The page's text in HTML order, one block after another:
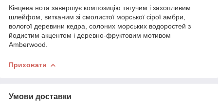
Кінцева нота завершує композицію тягучим і захопливим
шлейфом, витканим зі смолистої морської сірої амбри,
вологої деревини кедра, солоних морських водоростей з
йодистим акцентом і деревно-фруктовим мотивом
Amberwood.
Приховати
Умови доставки